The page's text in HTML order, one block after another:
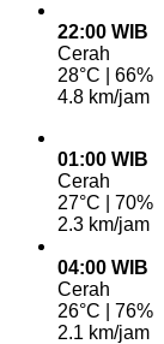
22:00 WIB
Cerah
28°C | 66%
4.8 km/jam
01:00 WIB
Cerah
27°C | 70%
2.3 km/jam
04:00 WIB
Cerah
26°C | 76%
2.1 km/jam